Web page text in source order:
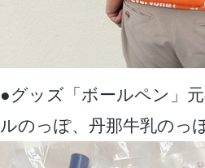
●グッズ「ボールペン」
ルのっぽ、丹那牛乳のっ